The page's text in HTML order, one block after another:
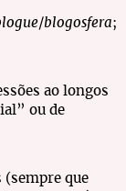
/blogosfera;
ao longos
ou de
(sempre que